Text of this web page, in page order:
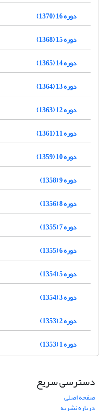
دوره 16 (1370)
دوره 15 (1368)
دوره 14 (1365)
دوره 13 (1364)
دوره 12 (1363)
دوره 11 (1361)
دوره 10 (1359)
دوره 9 (1358)
دوره 8 (1356)
دوره 7 (1355)
دوره 6 (1355)
دوره 5 (1354)
دوره 3 (1354)
دوره 2 (1353)
دوره 1 (1353)
دسترسی سریع
صفحه اصلی
درباره نشریه